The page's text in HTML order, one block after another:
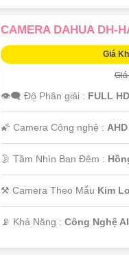
CAMERA DAHUA DH-
Giá
Giá
👁️‍🗨 Độ Phân giải : FULL
🌠 Camera Công nghệ :
🌛 Tầm Nhìn Ban Đêm :
⚒ Camera Theo Mẫu Kim
️📡 Khả Năng : Công Nghệ